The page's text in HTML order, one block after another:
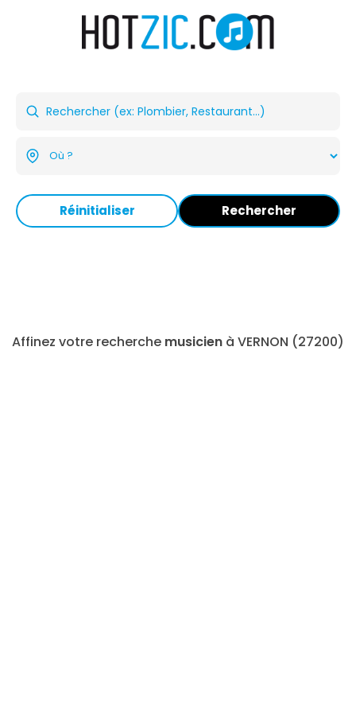
Réinitialiser Rechercher
Affinez votre recherche musicien à VERNON (27200)